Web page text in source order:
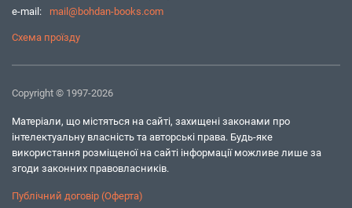
e-mail:
mail@bohdan-books.com
Схема проїзду
Copyright © 1997-2026
Матеріали, що містяться на сайті, захищені законами про
інтелектуальну власність та авторські права. Будь-яке
використання розміщеної на сайті інформації можливе лише за
згоди законних правовласників.
Публічний договір (Оферта)